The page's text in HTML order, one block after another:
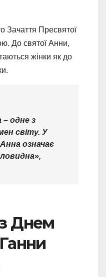
Зачаття Пресвятої
До святої Анни,
жінки як до
– одне з
світу. У
означає
Днем